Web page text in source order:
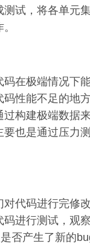
测试，将各单元
在极端情况下
性能不足的地
构建极端数据
要也是通过压力
对代码进行完修
码进行测试，观
否产生了新的